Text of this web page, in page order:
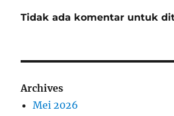
Tidak ada komentar untuk
Archives
Mei 2026